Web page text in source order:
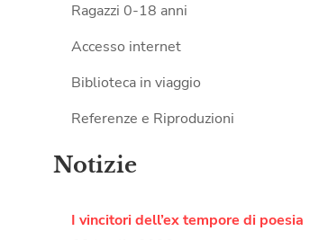
Ragazzi 0-18 anni
Accesso internet
Biblioteca in viaggio
Referenze e Riproduzioni
Notizie
I vincitori dell’ex tempore di poesia